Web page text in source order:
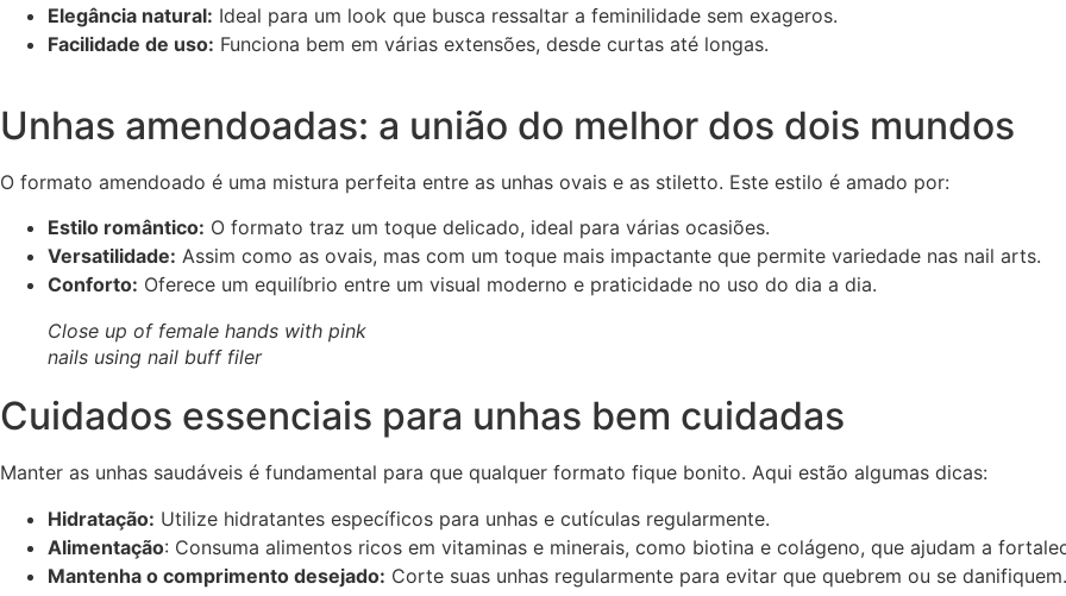
Elegância natural: Ideal para um look que busca ressaltar a feminilidade sem exageros.
Facilidade de uso: Funciona bem em várias extensões, desde curtas até longas.
Unhas amendoadas: a união do melhor dos dois mundos
O formato amendoado é uma mistura perfeita entre as unhas ovais e as stiletto. Este estilo é amado por:
Estilo romântico: O formato traz um toque delicado, ideal para várias ocasiões.
Versatilidade: Assim como as ovais, mas com um toque mais impactante que permite variedade nas nail arts.
Conforto: Oferece um equilíbrio entre um visual moderno e praticidade no uso do dia a dia.
Close up of female hands with pink
nails using nail buff filer
Cuidados essenciais para unhas bem cuidadas
Manter as unhas saudáveis é fundamental para que qualquer formato fique bonito. Aqui estão algumas dicas:
Hidratação: Utilize hidratantes específicos para unhas e cutículas regularmente.
Alimentação: Consuma alimentos ricos em vitaminas e minerais, como biotina e colágeno, que ajudam a
Mantenha o comprimento desejado: Corte suas unhas regularmente para evitar que quebrem ou se danifiquem.